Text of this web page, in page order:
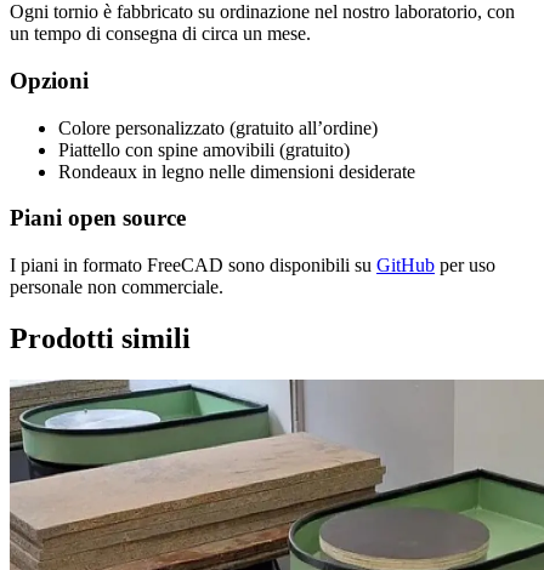
Ogni tornio è fabbricato su ordinazione nel nostro laboratorio, con
un tempo di consegna di circa un mese.
Opzioni
Colore personalizzato (gratuito all’ordine)
Piattello con spine amovibili (gratuito)
Rondeaux in legno nelle dimensioni desiderate
Piani open source
I piani in formato FreeCAD sono disponibili su GitHub per uso
personale non commerciale.
Prodotti simili